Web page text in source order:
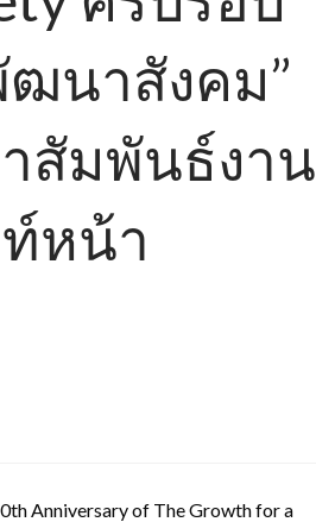
ฒนาสังคม”
สัมพันธ์งาน
หน้า
Anniversary of The Growth for a